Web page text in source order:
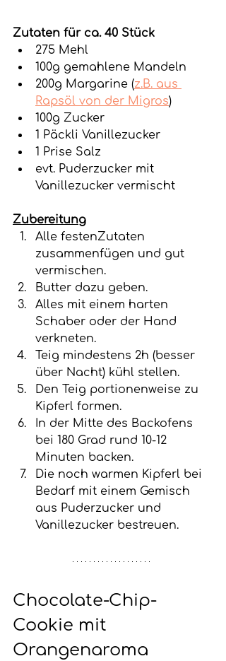
Zutaten für ca. 40 Stück
275 Mehl
100g gemahlene Mandeln
200g Margarine (z.B. aus
Rapsöl von der Migros)
100g Zucker
1 Päckli Vanillezucker
1 Prise Salz
evt. Puderzucker mit
Vanillezucker vermischt
Zubereitung
Alle festenZutaten
zusammenfügen und gut
vermischen.
Butter dazu geben.
Alles mit einem harten
Schaber oder der Hand
verkneten.
Teig mindestens 2h (besser
über Nacht) kühl stellen.
Den Teig portionenweise zu
Kipferl formen.
In der Mitte des Backofens
bei 180 Grad rund 10-12
Minuten backen.
Die noch warmen Kipferl bei
Bedarf mit einem Gemisch
aus Puderzucker und
Vanillezucker bestreuen.
Chocolate-Chip-
Cookie mit
Orangenaroma